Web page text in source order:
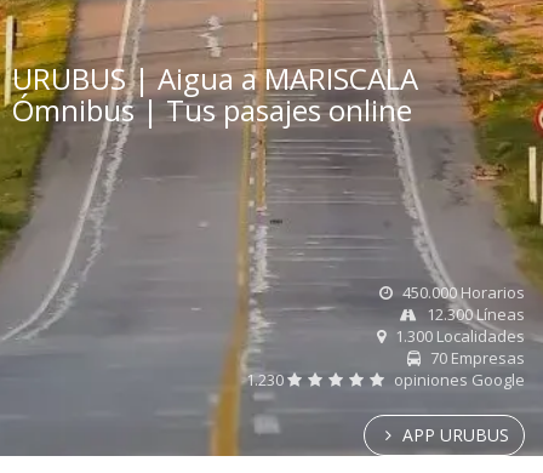
URUBUS | Aigua a MARISCALA
Ómnibus | Tus pasajes online
450.000 Horarios
12.300 Líneas
1.300 Localidades
70 Empresas
1.230
opiniones Google
APP URUBUS